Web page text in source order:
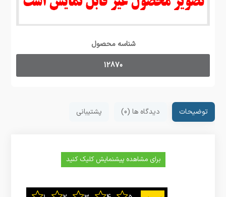
شناسه محصول
12870
توضیحات دیدگاه ها (0) پشتیبانی
برای مشاهده پیشنمایش کلیک کنید